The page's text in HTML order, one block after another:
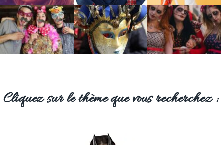
Cliquez sur le thème que vous recherchez :